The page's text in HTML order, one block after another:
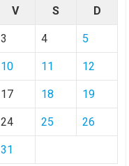
V S D
3 4 5
10 11 12
17 18 19
24 25 26
31